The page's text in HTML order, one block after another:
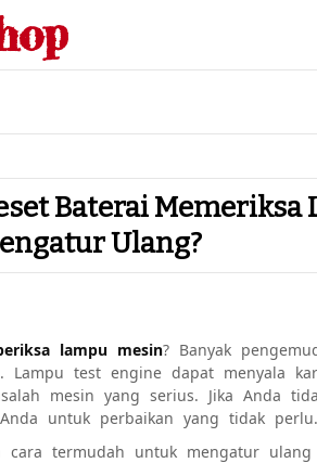
Baterai Memeriksa
Ulang?
lampu mesin? Banyak
Lampu test engine dapat menyala
mesin yang serius. Jika Anda
untuk perbaikan yang tidak perlu.
cara termudah untuk mengatur